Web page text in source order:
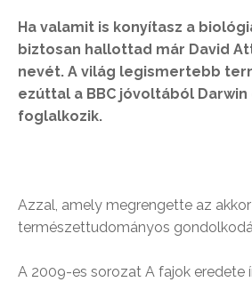
Ha valamit is konyítasz a
biztosan hallottad már David
nevét. A világ legismertebb
ezúttal a BBC jóvoltából
foglalkozik.
Azzal, amely megrengette az akkor
természettudományos
A 2009-es sorozat A fajok eredete